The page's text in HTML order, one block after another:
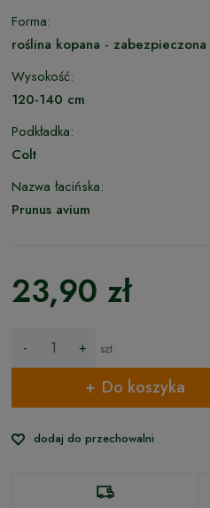
Forma:
roślina kopana - zabezpieczona
Wysokość:
120-140 cm
Podkładka:
Colt
Nazwa łacińska:
Prunus avium
23,90 zł
- + szt.
Do koszyka
dodaj do przechowalni